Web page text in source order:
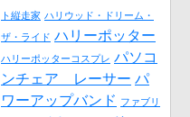
ト縦走家 ハリウッド・ドリーム・
ザ・ライド ハリーポッター
ハリーポッターコスプレ パソコ
ンチェア レーサー パ
ワーアップバンド
ファブリ